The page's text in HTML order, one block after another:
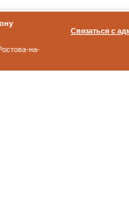
на-
Связаться с